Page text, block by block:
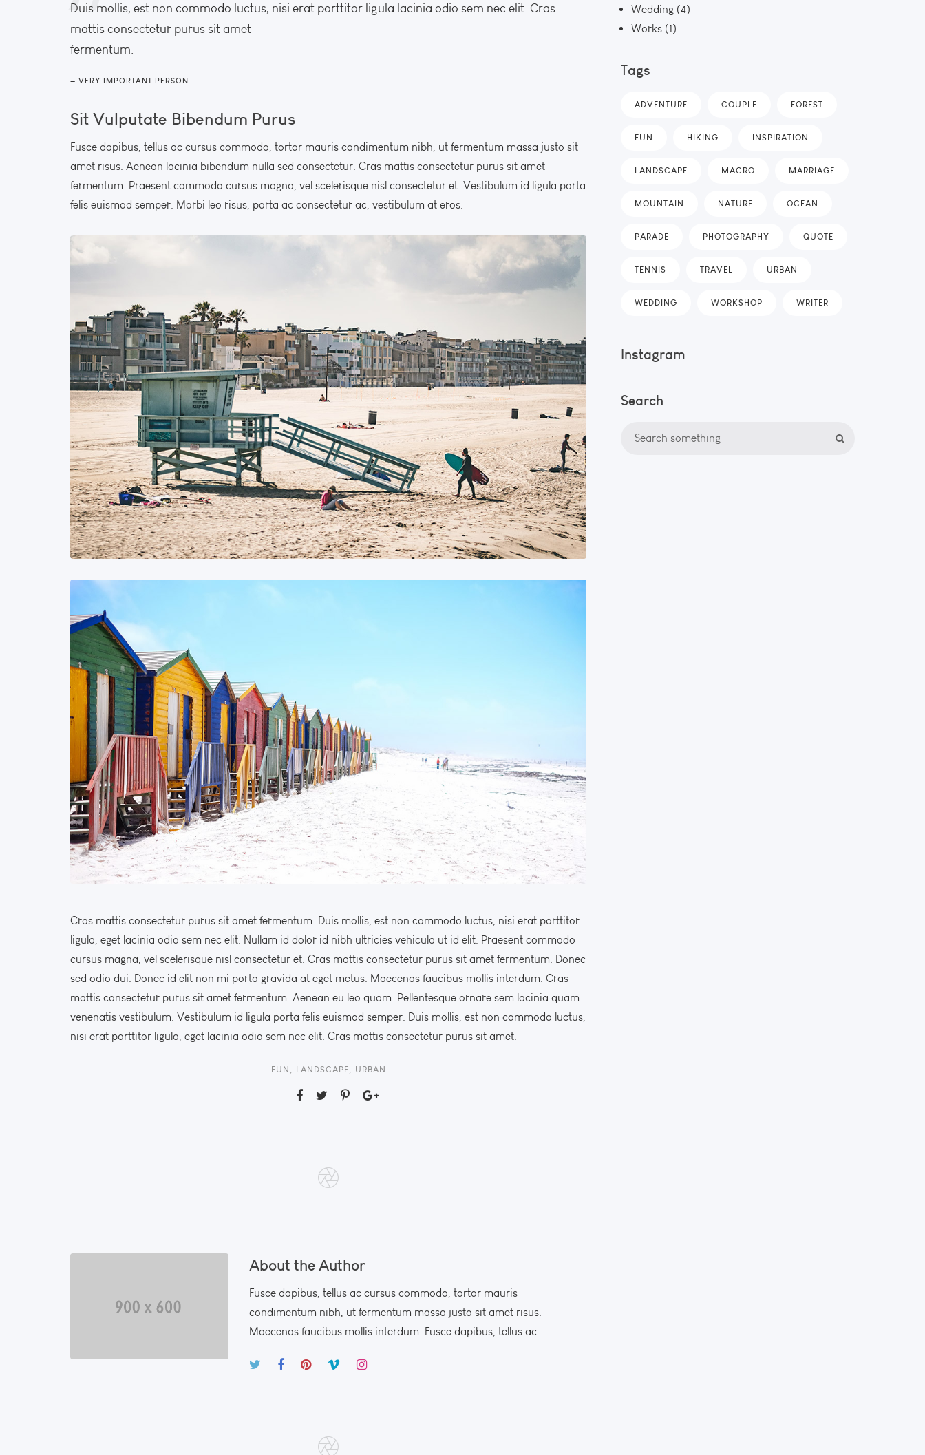
Duis mollis, est non commodo luctus, nisi erat porttitor ligula lacinia odio sem nec elit. Cras
mattis consectetur purus sit amet
fermentum.
VERY IMPORTANT PERSON
Sit Vulputate Bibendum Purus
Fusce dapibus, tellus ac cursus commodo, tortor mauris condimentum nibh, ut fermentum massa justo sit
amet risus. Aenean lacinia bibendum nulla sed consectetur. Cras mattis consectetur purus sit amet
fermentum. Praesent commodo cursus magna, vel scelerisque nisl consectetur et. Vestibulum id ligula porta
felis euismod semper. Morbi leo risus, porta ac consectetur ac, vestibulum at eros.
Cras mattis consectetur purus sit amet fermentum. Duis mollis, est non commodo luctus, nisi erat porttitor
ligula, eget lacinia odio sem nec elit. Nullam id dolor id nibh ultricies vehicula ut id elit. Praesent commodo
cursus magna, vel scelerisque nisl consectetur et. Cras mattis consectetur purus sit amet fermentum. Donec
sed odio dui. Donec id elit non mi porta gravida at eget metus. Maecenas faucibus mollis interdum. Cras
mattis consectetur purus sit amet fermentum. Aenean eu leo quam. Pellentesque ornare sem lacinia quam
venenatis vestibulum. Vestibulum id ligula porta felis euismod semper. Duis mollis, est non commodo luctus,
nisi erat porttitor ligula, eget lacinia odio sem nec elit. Cras mattis consectetur purus sit amet.
FUN , LANDSCAPE, URBAN
About the Author
Fusce dapibus, tellus ac cursus commodo, tortor mauris
condimentum nibh, ut fermentum massa justo sit amet risus.
Maecenas faucibus mollis interdum. Fusce dapibus, tellus ac.
Wedding (4)
Works (1)
Tags
ADVENTURE COUPLE FOREST
FUN HIKING INSPIRATION
LANDSCAPE MACRO MARRIAGE
MOUNTAIN NATURE OCEAN
PARADE PHOTOGRAPHY QUOTE
TENNIS TRAVEL URBAN
WEDDING WORKSHOP WRITER
Instagram
Search